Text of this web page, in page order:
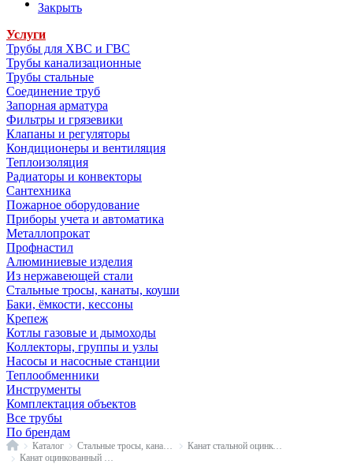
Закрыть
Услуги
Трубы для ХВС и ГВС
Трубы канализационные
Трубы стальные
Соединение труб
Запорная арматура
Фильтры и грязевики
Клапаны и регуляторы
Кондиционеры и вентиляция
Теплоизоляция
Радиаторы и конвекторы
Сантехника
Пожарное оборудование
Приборы учета и автоматика
Металлопрокат
Профнастил
Алюминиевые изделия
Из нержавеющей стали
Стальные тросы, канаты, коуши
Баки, ёмкости, кессоны
Крепеж
Котлы газовые и дымоходы
Коллекторы, группы и узлы
Насосы и насосные станции
Теплообменники
Инструменты
Комплектация объектов
Все трубы
По брендам
ГлавнаяКаталог
Канат стальной оцинкованный
Канат оцинкованный ГОСТ 2172-80